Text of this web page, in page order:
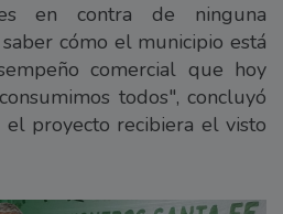
en contra de ninguna
cómo el municipio está
comercial que hoy
todos", concluyó
proyecto recibiera el visto